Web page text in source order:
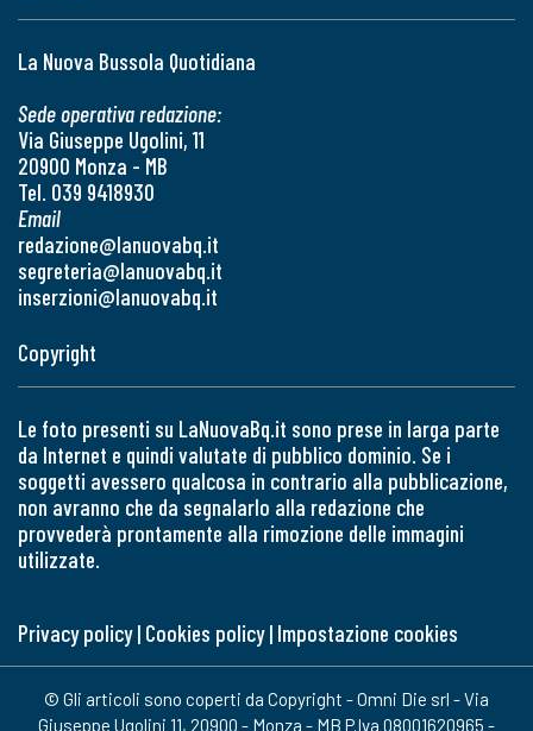
La Nuova Bussola Quotidiana
Sede operativa redazione:
Via Giuseppe Ugolini, 11
20900 Monza - MB
Tel. 039 9418930
Email
redazione@lanuovabq.it
segreteria@lanuovabq.it
inserzioni@lanuovabq.it
Copyright
Le foto presenti su LaNuovaBq.it sono prese in larga parte
da Internet e quindi valutate di pubblico dominio. Se i
soggetti avessero qualcosa in contrario alla pubblicazione,
non avranno che da segnalarlo alla redazione che
provvederà prontamente alla rimozione delle immagini
utilizzate.
Privacy policy| Cookies policy| Impostazione cookies
© Gli articoli sono coperti da Copyright - Omni Die srl - Via
Giuseppe Ugolini 11, 20900 - Monza - MB P.Iva 08001620965 -